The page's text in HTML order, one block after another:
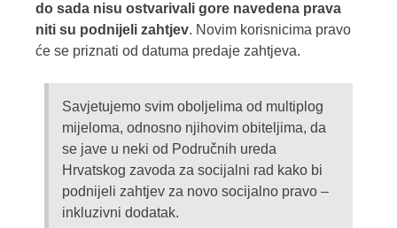
do sada nisu ostvarivali gore navedena prava
niti su podnijeli zahtjev. Novim korisnicima pravo
će se priznati od datuma predaje zahtjeva.
Savjetujemo svim oboljelima od multiplog
mijeloma, odnosno njihovim obiteljima, da
se jave u neki od Područnih ureda
Hrvatskog zavoda za socijalni rad kako bi
podnijeli zahtjev za novo socijalno pravo –
inkluzivni dodatak.